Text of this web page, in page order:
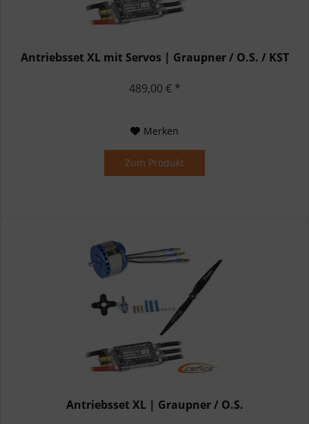
Antriebsset XL mit Servos | Graupner / O.S. / KST
489,00 € *
Merken
Zum Produkt
Antriebsset XL | Graupner / O.S.